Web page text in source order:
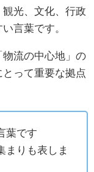
光、文化、行政
言葉です。
物流の中心地」の
って重要な拠点
葉です
まりも表しま